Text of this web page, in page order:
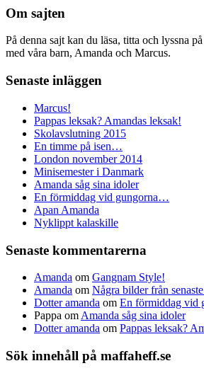
Om sajten
På denna sajt kan du läsa, titta och lyssna
med våra barn, Amanda och Marcus.
Senaste inläggen
Marcus!
Pappas leksak? Amandas leksak!
Skolavslutning 2015
En timme på isen…
London november 2014
Minisemester i Danmark
Amanda såg sina idoler
En förmiddag vid gungorna…
Apan Amanda
Nyklippt kalaskille
Senaste kommentarerna
Amanda om Gangnam Style!
Amanda om Några bilder från
Dotter amanda om En förmiddag vid
Pappa om Amanda såg sina idoler
Dotter amanda om Pappas leksak?
Sök innehåll på maffaheff.se